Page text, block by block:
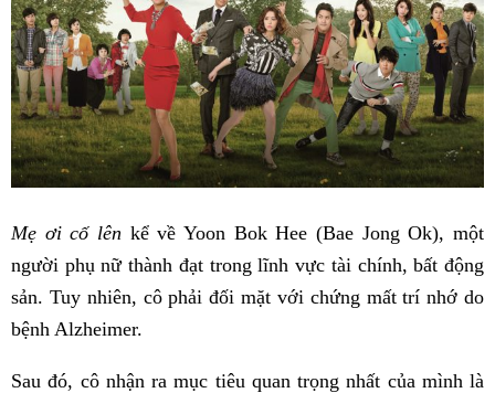
Mẹ ơi cố lên kể về Yoon Bok Hee (Bae Jong Ok), một
người phụ nữ thành đạt trong lĩnh vực tài chính, bất động
sản. Tuy nhiên, cô phải đối mặt với chứng mất trí nhớ do
bệnh Alzheimer.
Sau đó, cô nhận ra mục tiêu quan trọng nhất của mình là